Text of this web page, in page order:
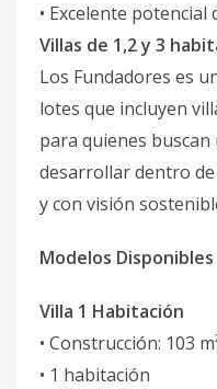
• Excelente potencial
Villas de 1,2 y 3
Los Fundadores es
lotes que incluyen
para quienes
desarrollar dentro
y con visión
Modelos Disponibles
Villa 1 Habitación
• Construcción: 103
• 1 habitación